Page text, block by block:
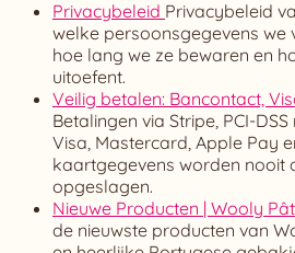
Privacybeleid Privacybeleid
welke persoonsgegevens we
hoe lang we ze bewaren en
uitoefent.
Veilig betalen: Bancontact,
Betalingen via Stripe, PCI-
Visa, Mastercard, Apple Pay
kaartgegevens worden nooit
opgeslagen.
Nieuwe Producten | Wooly
de nieuwste producten van